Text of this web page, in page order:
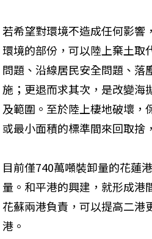
若希望對環境不造成任何影響
環境的部份，可以陸上棄土取
問題、沿線居民安全問題、落
施；更退而求其次，是改變海
及範圍。至於陸上棲地破壞，
或最小面積的標準間來回取捨
目前僅740萬噸裝卸量的花蓮
量。和平港的興建，就形成港
花蘇兩港負責，可以提高二港
港。